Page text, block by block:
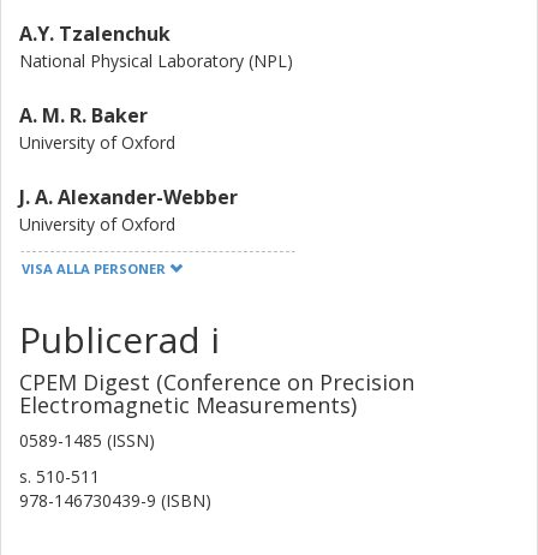
A.Y. Tzalenchuk
National Physical Laboratory (NPL)
A. M. R. Baker
University of Oxford
J. A. Alexander-Webber
University of Oxford
R. J. Nicholas
R. Yakimova
Linköpings universitet
Samuel Lara Avila
Chalmers, Mikroteknologi och nanovetenskap,
Kvantkomponentfysik
VISA ALLA PERSONER
Publicerad i
CPEM Digest (Conference on Precision
Electromagnetic Measurements)
0589-1485 (ISSN)
s. 510-511
978-146730439-9 (ISBN)